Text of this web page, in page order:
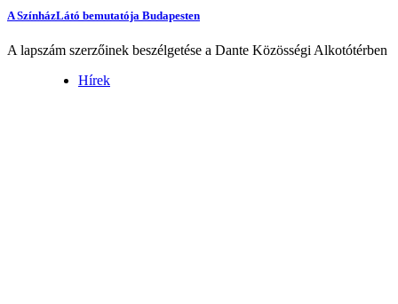
A SzínházLátó bemutatója Budapesten
A lapszám szerzőinek beszélgetése a Dante Közösségi Alkotótérben
Hírek